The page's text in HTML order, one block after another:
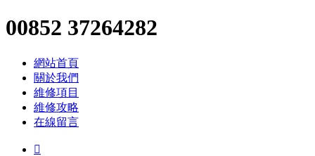
00852 37264282
網站首頁
關於我們
維修項目
維修攻略
在線留言
